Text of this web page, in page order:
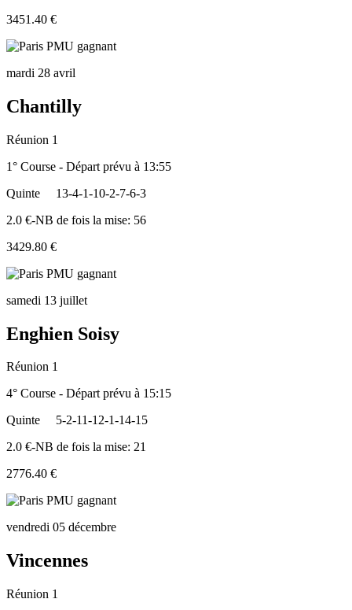
3451.40 €
mardi 28 avril
Chantilly
Réunion 1
1° Course - Départ prévu à 13:55
Quinte
13-4-1-10-2-7-6-3
2.0 €-NB de fois la mise: 56
3429.80 €
samedi 13 juillet
Enghien Soisy
Réunion 1
4° Course - Départ prévu à 15:15
Quinte
5-2-11-12-1-14-15
2.0 €-NB de fois la mise: 21
2776.40 €
vendredi 05 décembre
Vincennes
Réunion 1